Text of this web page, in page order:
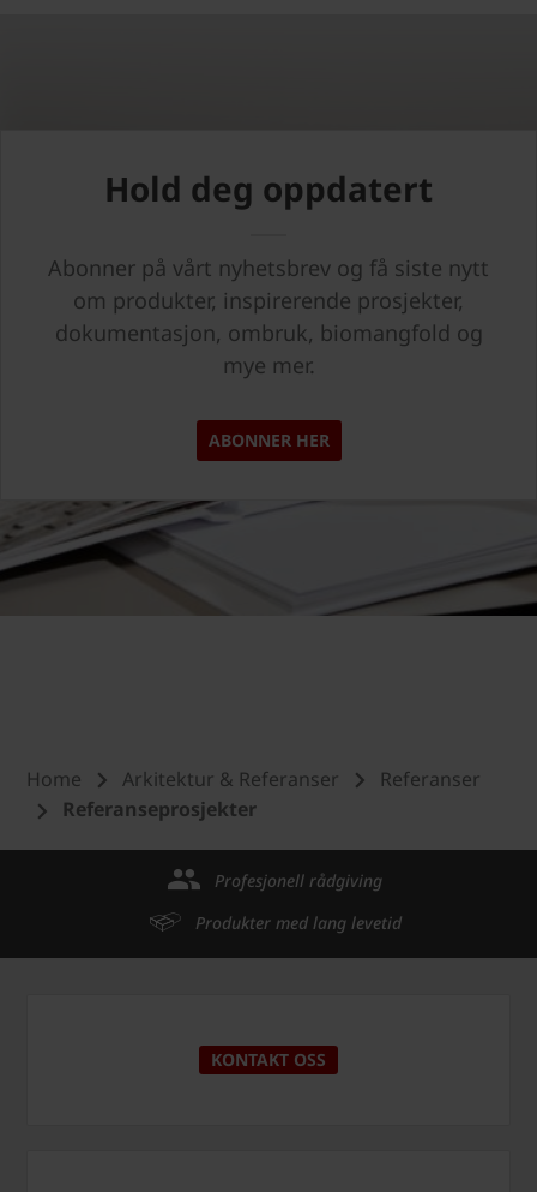
Hold deg oppdatert
Abonner på vårt nyhetsbrev og få siste nytt
om produkter, inspirerende prosjekter,
dokumentasjon, ombruk, biomangfold og
mye mer.
ABONNER HER
Home Arkitektur & Referanser
Referanser
Referanseprosjekter
Profesjonell rådgiving
Produkter med lang levetid
KONTAKT OSS